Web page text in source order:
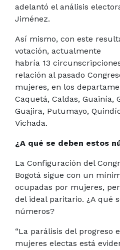
adelantó el análisis
Jiménez.
Así mismo, con este
votación, actualmente
habría 13
relación al pasado
mujeres, en los
Caquetá, Caldas, Guainía,
Guajira, Putumayo,
Vichada.
¿A qué se deben estos
La Configuración del
Bogotá sigue con un
ocupadas por mujeres,
del ideal paritario. ¿A qué
números?
“La parálisis del progreso
mujeres electas está